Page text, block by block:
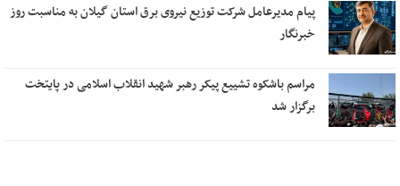
پیام مدیرعامل شرکت توزیع نیروی برق استان گیلان به مناسبت روز
خبرنگار ‌
مراسم باشکوه تشییع پیکر رهبر شهید انقلاب اسلامی در پایتخت
برگزار شد